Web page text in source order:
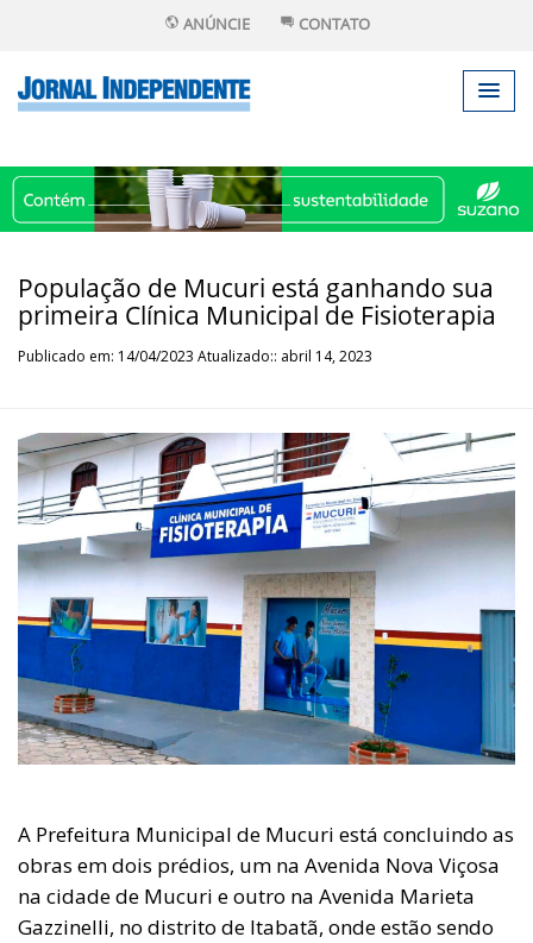
ANÚNCIE CONTATO
População de Mucuri está ganhando sua
primeira Clínica Municipal de Fisioterapia
Publicado em: 14/04/2023 Atualizado:: abril 14, 2023
A Prefeitura Municipal de Mucuri está concluindo as
obras em dois prédios, um na Avenida Nova Viçosa
na cidade de Mucuri e outro na Avenida Marieta
Gazzinelli, no distrito de Itabatã, onde estão sendo